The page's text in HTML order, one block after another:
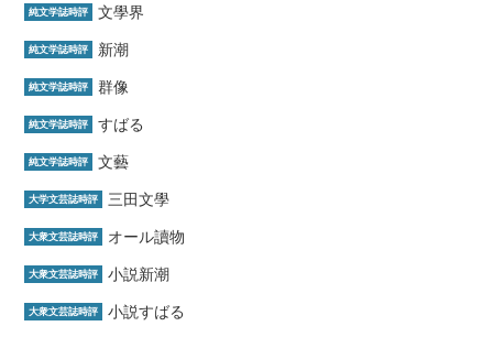
純文学誌時評 文學界
純文学誌時評 新潮
純文学誌時評 群像
純文学誌時評 すばる
純文学誌時評 文藝
大学文芸誌時評 三田文學
大衆文芸誌時評 オール讀物
大衆文芸誌時評 小説新潮
大衆文芸誌時評 小説すばる